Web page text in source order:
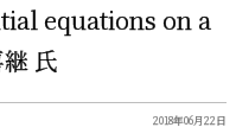
equations on a
氏
2018年06月22日